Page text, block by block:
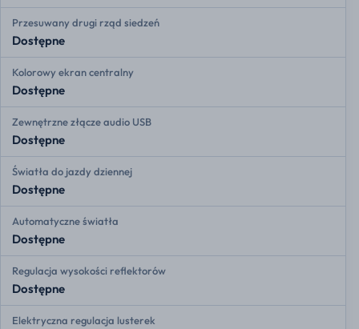
Przesuwany drugi rząd siedzeń
Dostępne
Kolorowy ekran centralny
Dostępne
Zewnętrzne złącze audio USB
Dostępne
Światła do jazdy dziennej
Dostępne
Automatyczne światła
Dostępne
Regulacja wysokości reflektorów
Dostępne
Elektryczna regulacja lusterek